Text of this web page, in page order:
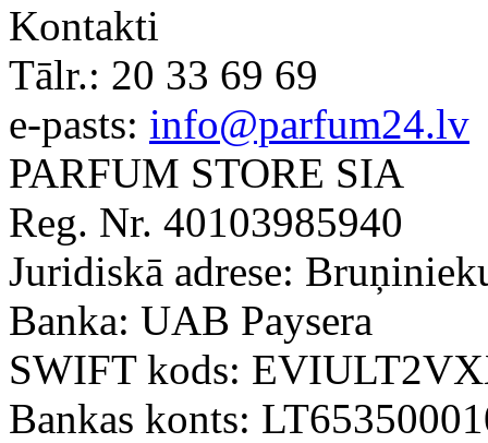
Kontakti
Tālr.: 20 33 69 69
e-pasts: info@parfum24.lv
PARFUM STORE SIA
Reg. Nr. 40103985940
Juridiskā adrese:
Banka: UAB Paysera
SWIFT kods:
Bankas konts: